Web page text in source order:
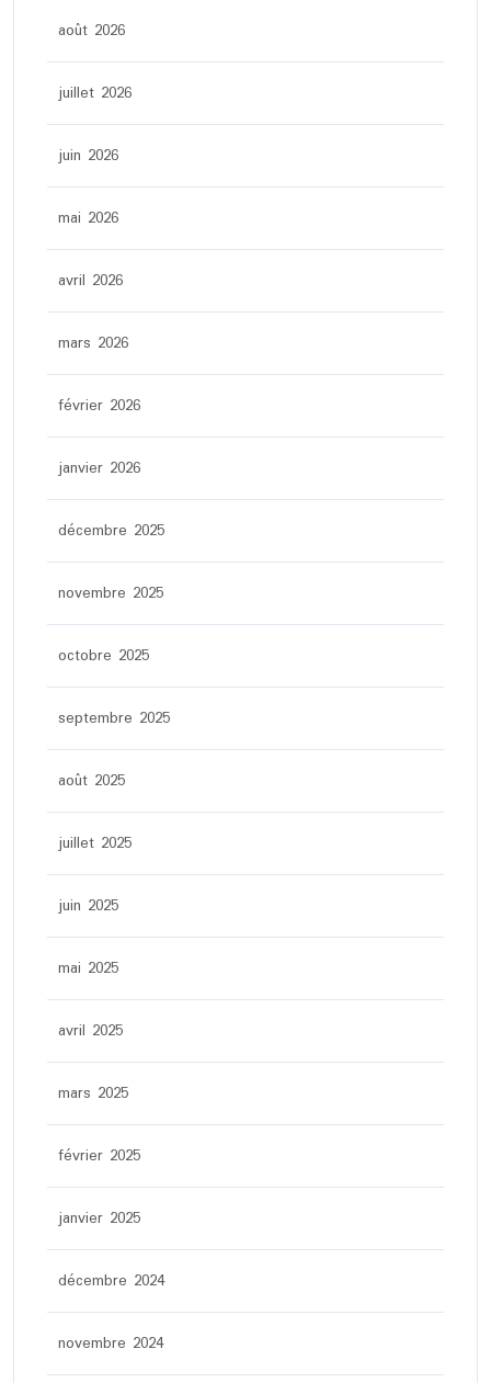
août 2026
juillet 2026
juin 2026
mai 2026
avril 2026
mars 2026
février 2026
janvier 2026
décembre 2025
novembre 2025
octobre 2025
septembre 2025
août 2025
juillet 2025
juin 2025
mai 2025
avril 2025
mars 2025
février 2025
janvier 2025
décembre 2024
novembre 2024